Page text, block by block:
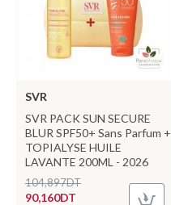
SVR
SVR PACK SUN SECURE
BLUR SPF50+ Sans Parfum +
TOPIALYSE HUILE
LAVANTE 200ML - 2026
90,160DT
104,897DT